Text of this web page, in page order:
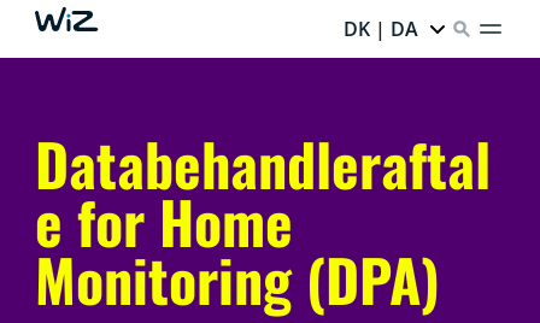
DK | DA
Databehandleraftal
e for Home
Monitoring (DPA)